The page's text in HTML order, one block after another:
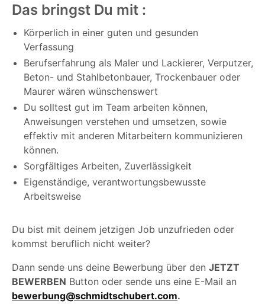
Das bringst Du mit :
Körperlich in einer guten und gesunden
Verfassung
Berufserfahrung als Maler und Lackierer, Verputzer,
Beton- und Stahlbetonbauer, Trockenbauer oder
Maurer wären wünschenswert
Du solltest gut im Team arbeiten können,
Anweisungen verstehen und umsetzen, sowie
effektiv mit anderen Mitarbeitern kommunizieren
können.
Sorgfältiges Arbeiten, Zuverlässigkeit
Eigenständige, verantwortungsbewusste
Arbeitsweise
Du bist mit deinem jetzigen Job unzufrieden oder
kommst beruflich nicht weiter?
Dann sende uns deine Bewerbung über den JETZT
BEWERBEN Button oder sende uns eine E-Mail an
bewerbung@schmidtschubert.com.